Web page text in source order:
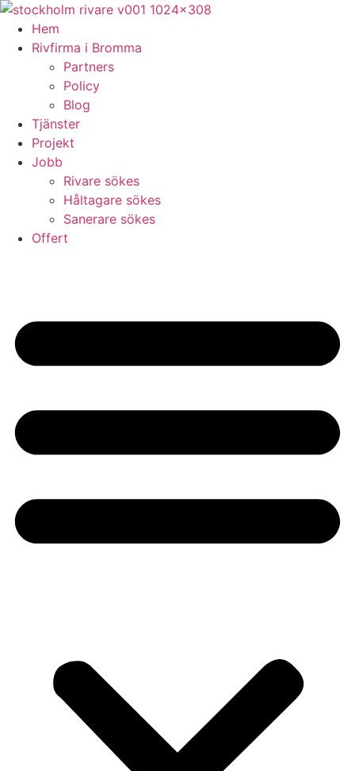
Skip
content
Hem
Rivfirma i Bromma
Partners
Policy
Blog
Tjänster
Projekt
Jobb
Rivare sökes
Håltagare sökes
Sanerare sökes
Offert